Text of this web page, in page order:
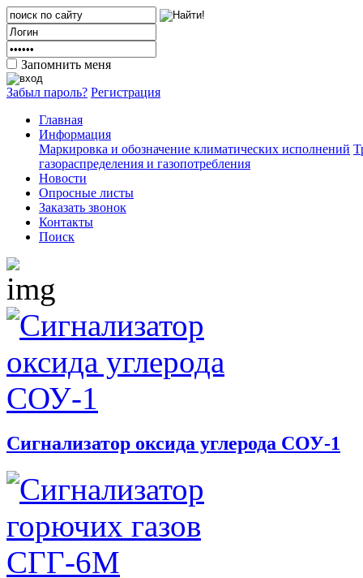
Запомнить меня
Забыл пароль? Регистрация
Главная
Информация
Маркировка и обозначение климатических исполнений
газораспределения и газопотребления
Новости
Опросные листы
Заказать звонок
Контакты
Поиск
Сигнализатор оксида углерода СОУ-1